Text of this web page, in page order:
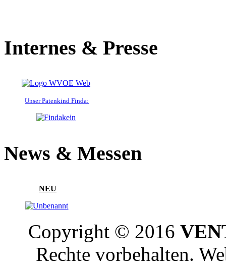
Internes & Presse
Unser Patenkind Finda:
News & Messen
NEU
Copyright © 2016
Rechte vorbehalten.